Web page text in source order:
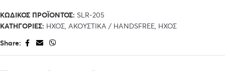
ΚΩΔΙΚΌΣ ΠΡΟΪΌΝΤΟΣ: SLR-205
ΚΑΤΗΓΟΡΊΕΣ: ΉΧΟΣ, ΑΚΟΥΣΤΙΚΆ / HANDSFREE, ΉΧΟΣ
Share: